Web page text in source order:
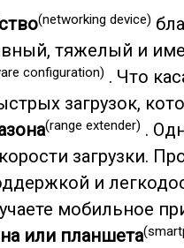
(networking device)
тяжелый и
configuration) . Что
загрузок,
(range extender) .
загрузки.
и
мобильное
или планшета